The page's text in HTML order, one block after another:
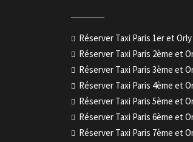
Réserver Taxi Paris 1er et Orly
Réserver Taxi Paris 2ème et
Réserver Taxi Paris 3ème et
Réserver Taxi Paris 4ème et
Réserver Taxi Paris 5ème et
Réserver Taxi Paris 6ème et
Réserver Taxi Paris 7ème et